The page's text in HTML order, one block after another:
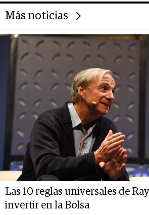
Más noticias
Las 10 reglas universales de
invertir en la Bolsa